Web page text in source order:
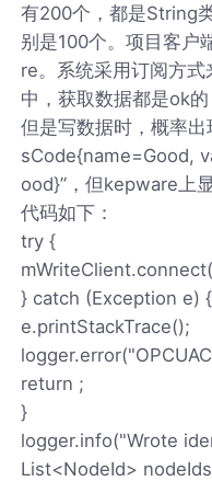
有200个，都是String
别是100个。项目客户
re。系统采用订阅方
中，获取数据都是ok的
但是写数据时，概率
sCode{name=Good,
ood}”，但kepware上
代码如下：
try {
} catch (Exception e) {
e.printStackTrace();
return ;
}
logger.info("Wrote
List<NodeId>